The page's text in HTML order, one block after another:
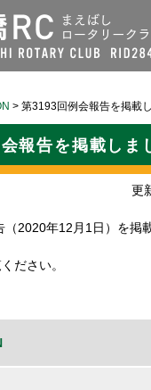
> 第3193回例会報告を掲載し
報告を掲載しま
更
2020年12月1日）を掲
ださい。